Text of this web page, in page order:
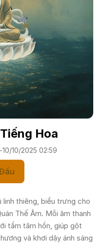
Hoa
-10/10/2025 02:59
linh thiêng, biểu trưng cho
Thế Âm. Mỗi âm thanh
tẩm tâm hồn, giúp gột
và khơi dậy ánh sáng